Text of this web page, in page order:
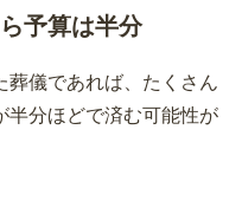
予算は半分
葬儀であれば、たくさん
半分ほどで済む可能性が